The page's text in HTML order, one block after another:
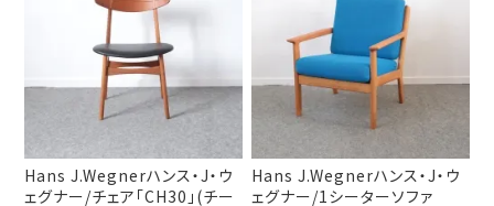
Hans J.Wegnerハンス・J・ウ
ェグナー/チェア「CH30」(チー
Hans J.Wegnerハンス・J・ウ
ェグナー/1シーターソファ